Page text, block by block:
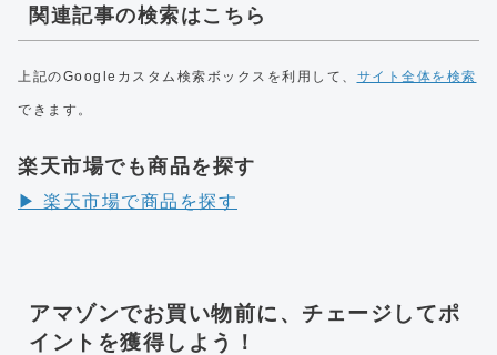
関連記事の検索はこちら
上記のGoogleカスタム検索ボックスを利用して、 サイト全体を検索
できます。
楽天市場でも商品を探す
▶︎ 楽天市場で商品を探す
アマゾンでお買い物前に、チェージしてポ
イントを獲得しよう！